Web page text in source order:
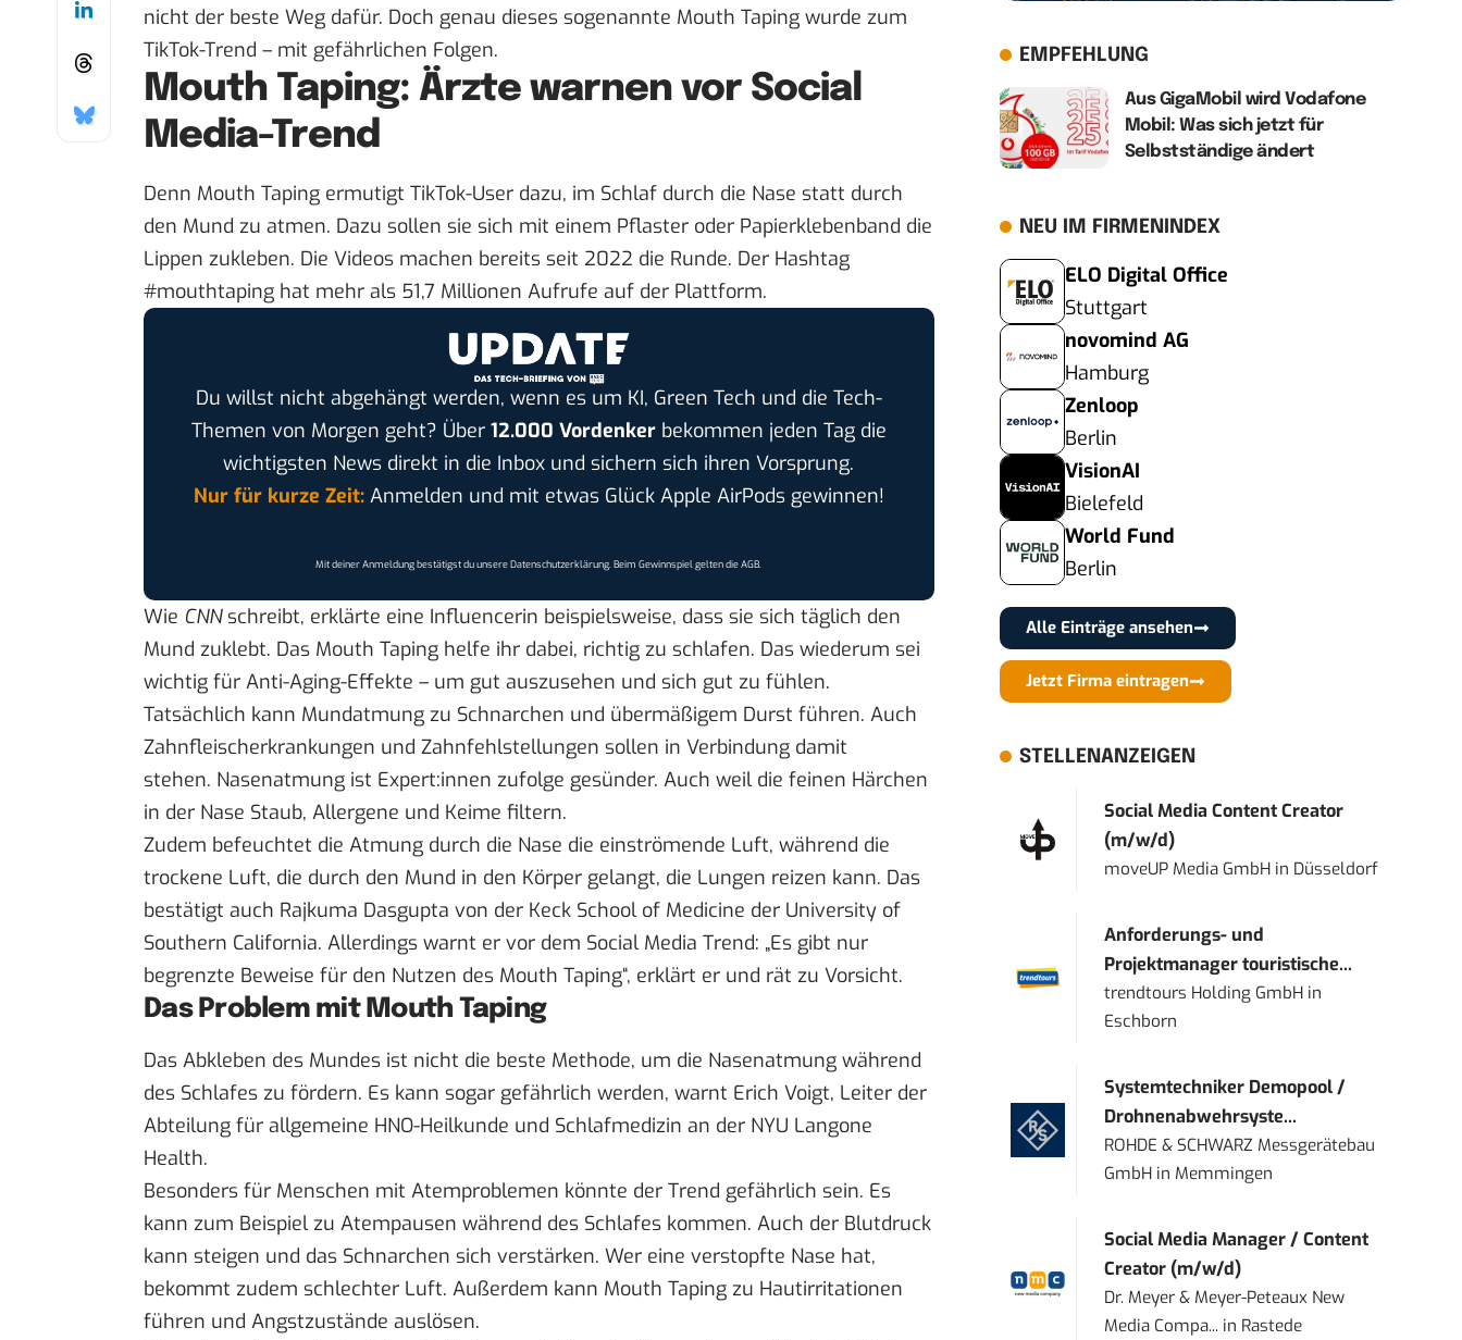
nicht der beste Weg dafür. Doch genau dieses sogenannte Mouth Taping wurde zum
TikTok-Trend – mit gefährlichen Folgen.
Mouth Taping: Ärzte warnen vor Social
Media-Trend
Denn Mouth Taping ermutigt TikTok-User dazu, im Schlaf durch die Nase statt durch
den Mund zu atmen. Dazu sollen sie sich mit einem Pflaster oder Papierklebenband die
Lippen zukleben. Die Videos machen bereits seit 2022 die Runde. Der Hashtag
#mouthtaping hat mehr als 51,7 Millionen Aufrufe auf der Plattform.
Du willst nicht abgehängt werden, wenn es um KI, Green Tech und die Tech-
Themen von Morgen geht? Über 12.000 Vordenkerbekommen jeden Tag die
wichtigsten News direkt in die Inbox und sichern sich ihren Vorsprung.
Nur für kurze Zeit:Anmelden und mit etwas Glück Apple AirPods gewinnen!
Mit deiner Anmeldung bestätigst du unsereDatenschutzerklärung. Beim Gewinnspiel gelten dieAGB.
Wie CNNschreibt, erklärte eine Influencerin beispielsweise, dass sie sich täglich den
Mund zuklebt. Das Mouth Taping helfe ihr dabei, richtig zu schlafen. Das wiederum sei
wichtig für Anti-Aging-Effekte – um gut auszusehen und sich gut zu fühlen.
Tatsächlich kann Mundatmung zu Schnarchen und übermäßigem Durst führen. Auch
Zahnfleischerkrankungen und Zahnfehlstellungen sollen in Verbindung damit
stehen. Nasenatmung ist Expert:innen zufolge gesünder. Auch weil die feinen Härchen
in der Nase Staub, Allergene und Keime filtern.
Zudem befeuchtet die Atmung durch die Nase die einströmende Luft, während die
trockene Luft, die durch den Mund in den Körper gelangt, die Lungen reizen kann. Das
bestätigt auch Rajkuma Dasgupta von der Keck School of Medicine der University of
Southern California. Allerdings warnt er vor dem Social Media Trend: „Es gibt nur
begrenzte Beweise für den Nutzen des Mouth Taping“, erklärt er und rät zu Vorsicht.
Das Problem mit Mouth Taping
Das Abkleben des Mundes ist nicht die beste Methode, um die Nasenatmung während
des Schlafes zu fördern. Es kann sogar gefährlich werden, warnt Erich Voigt, Leiter der
Abteilung für allgemeine HNO-Heilkunde und Schlafmedizin an der NYU Langone
Health.
Besonders für Menschen mit Atemproblemen könnte der Trend gefährlich sein. Es
kann zum Beispiel zu Atempausen während des Schlafes kommen. Auch der Blutdruck
kann steigen und das Schnarchen sich verstärken. Wer eine verstopfte Nase hat,
bekommt zudem schlechter Luft. Außerdem kann Mouth Taping zu Hautirritationen
führen und Angstzustände auslösen.
EMPFEHLUNG
Aus GigaMobil wird Vodafone
Mobil: Was sich jetzt für
Selbstständige ändert
NEU IM FIRMENINDEX
ELO Digital Office
Stuttgart
novomind AG
Hamburg
Zenloop
Berlin
VisionAI
Bielefeld
World Fund
Berlin
Alle Einträge ansehen
Jetzt Firma eintragen
STELLENANZEIGEN
Social Media Content Creator
(m/w/d)
moveUP Media GmbH in Düsseldorf
Anforderungs- und
Projektmanager touristische...
trendtours Holding GmbH in
Eschborn
Systemtechniker Demopool /
Drohnenabwehrsyste...
ROHDE & SCHWARZ Messgerätebau
GmbH in Memmingen
Social Media Manager / Content
Creator (m/w/d)
Dr. Meyer & Meyer-Peteaux New
Media Compa... in Rastede